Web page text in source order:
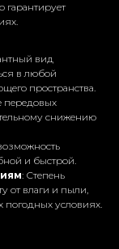
гарантирует
вид
в любой
пространства.
передовых
снижению
и быстрой.
: Степень
от влаги и пыли,
погодных условиях.